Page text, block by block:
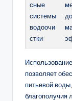
сные
системы
водоочи
стки
позволяет
питьевой